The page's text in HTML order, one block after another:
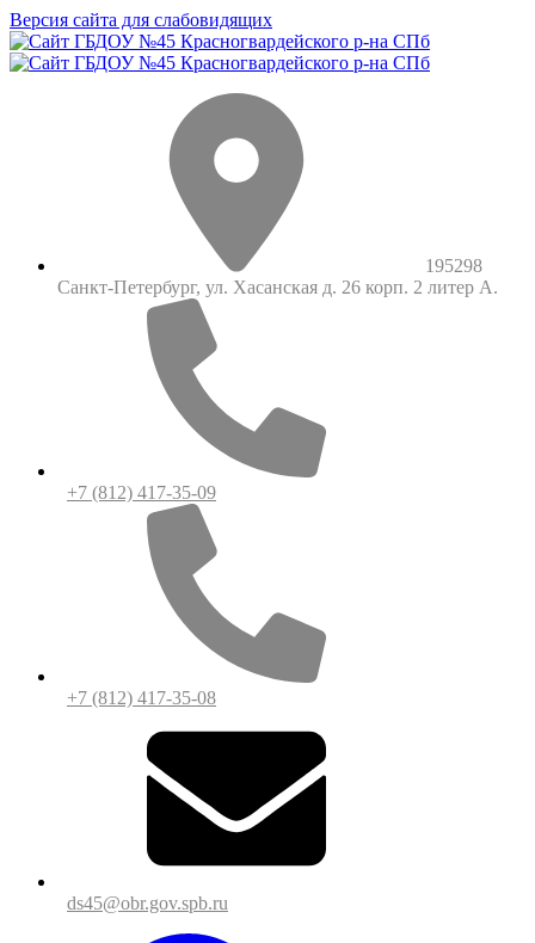
Версия сайта для слабовидящих
195298
Санкт-Петербург, ул. Хасанская д. 26 корп. 2 литер А.
+7 (812) 417-35-09
+7 (812) 417-35-08
ds45@obr.gov.spb.ru